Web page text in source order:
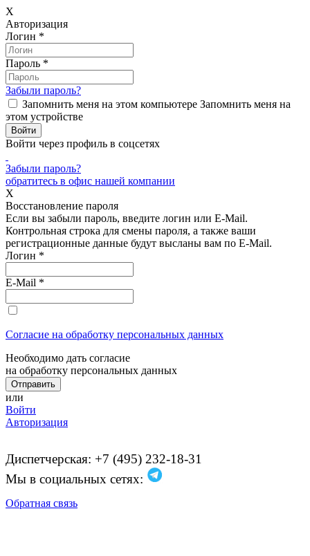
X
Авторизация
Логин *
Пароль *
Забыли пароль?
Запомнить меня на этом компьютере Запомнить меня на
этом устройстве
Войти через профиль в соцсетях
Забыли пароль?
обратитесь в офис нашей компании
X
Восстановление пароля
Если вы забыли пароль, введите логин или E-Mail.
Контрольная строка для смены пароля, а также ваши
регистрационные данные будут высланы вам по E-Mail.
Логин *
E-Mail *
Согласие на обработку персональных данных
Необходимо дать согласие
на обработку персональных данных
или
Войти
Авторизация
Диспетчерская: +7 (495) 232-18-31
Мы в социальных сетях:
Обратная связь